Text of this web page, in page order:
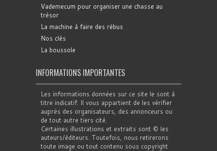
Vademecum pour organiser une chasse au
trésor
La machine à faire des rébus
Nos clés
La boussole
INFORMATIONS IMPORTANTES
Les informations données sur ce site le sont à
titre indicatif. Il vous appartient de les vérifier
auprès des organisateurs, des annonceurs ou
de tout autre tiers cité.
Certaines illustrations et extraits sont © les
auteurs/éditeurs. Toutefois, nous retirerons
toute image ou tout contenu sous copyright